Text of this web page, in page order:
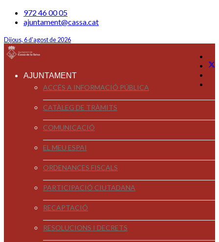
972 46 00 05
ajuntament@cassa.cat
Dijous, 6 d'agost de 2026
AJUNTAMENT
ACCÉS A INFORMACIÓ PÚBLICA
CATÀLEG DE TRÀMITS
COMUNICACIÓ
EL MEU ESPAI
ORDENANCES FISCALS
PARTICIPACIÓ CIUTADANA
RECAPTACIÓ
RESOLUCIONS I DECRETS